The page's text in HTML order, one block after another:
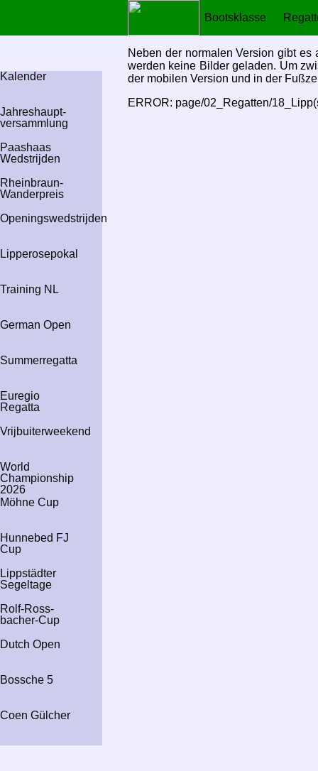
Kalender
Jahres­haupt­
versammlung
Paashaas
Wedstrijden
Rheinbraun-
Wander­preis
Openingswedstrijden
Lipperose­pokal
Training NL
German Open
Summerregatta
Euregio
Regatta
Vrijbuiterweekend
World
Championship
2026
Möhne Cup
Hunnebed FJ
Cup
Lipp­städter
Segeltage
Rolf-Ross­
bacher-Cup
Dutch Open
Bossche 5
Coen Gülcher
Neben der normalen Version gibt
werden keine Bilder geladen. Um
der mobilen Version und in der
ERROR: page/02_Regatten/
Bootsklasse